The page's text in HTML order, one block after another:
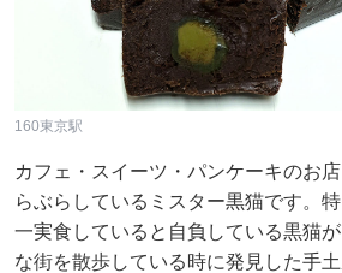
160東京駅
カフェ・スイーツ・パンケーキのお
らぶらしているミスター黒猫です。
一実食していると自負している黒猫
な街を散歩している時に発見した手